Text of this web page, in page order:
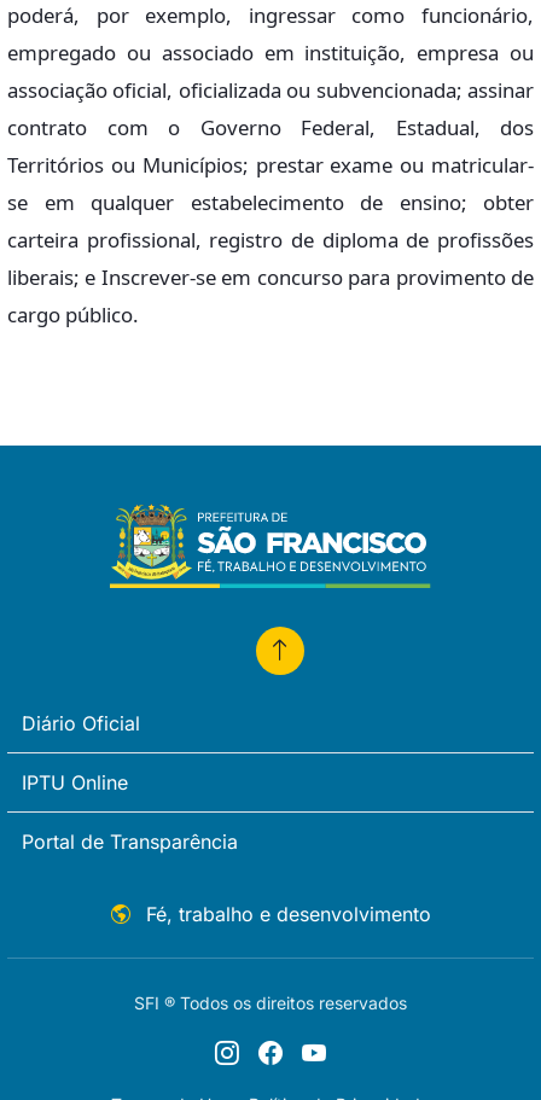
poderá, por exemplo, ingressar como funcionário,
empregado ou associado em instituição, empresa ou
associação oficial, oficializada ou subvencionada; assinar
contrato com o Governo Federal, Estadual, dos
Territórios ou Municípios; prestar exame ou matricular-
se em qualquer estabelecimento de ensino; obter
carteira profissional, registro de diploma de profissões
liberais; e Inscrever-se em concurso para provimento de
cargo público.
Diário Oficial
IPTU Online
Portal de Transparência
Fé, trabalho e desenvolvimento
SFI ® Todos os direitos reservados